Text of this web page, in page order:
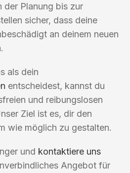
der Planung bis zur
sicher, dass deine
an deinem neuen
als dein
entscheidest, kannst du
und reibungslosen
Ziel ist es, dir den
wie möglich zu gestalten.
und kontaktiere uns
Angebot für